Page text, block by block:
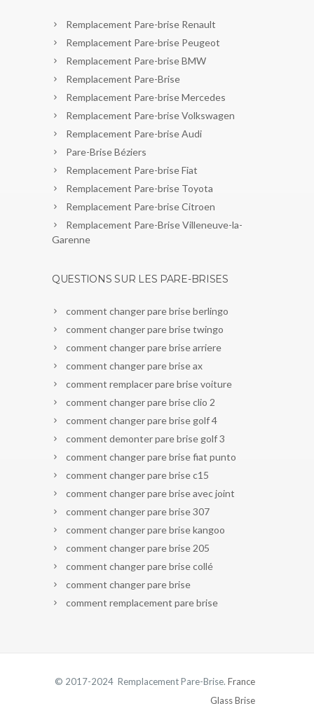
Remplacement Pare-brise Renault
Remplacement Pare-brise Peugeot
Remplacement Pare-brise BMW
Remplacement Pare-Brise
Remplacement Pare-brise Mercedes
Remplacement Pare-brise Volkswagen
Remplacement Pare-brise Audi
Pare-Brise Béziers
Remplacement Pare-brise Fiat
Remplacement Pare-brise Toyota
Remplacement Pare-brise Citroen
Remplacement Pare-Brise Villeneuve-la-
Garenne
QUESTIONS SUR LES PARE-BRISES
comment changer pare brise berlingo
comment changer pare brise twingo
comment changer pare brise arriere
comment changer pare brise ax
comment remplacer pare brise voiture
comment changer pare brise clio 2
comment changer pare brise golf 4
comment demonter pare brise golf 3
comment changer pare brise fiat punto
comment changer pare brise c15
comment changer pare brise avec joint
comment changer pare brise 307
comment changer pare brise kangoo
comment changer pare brise 205
comment changer pare brise collé
comment changer pare brise
comment remplacement pare brise
© 2017-2024 Remplacement Pare-Brise. France
Glass Brise